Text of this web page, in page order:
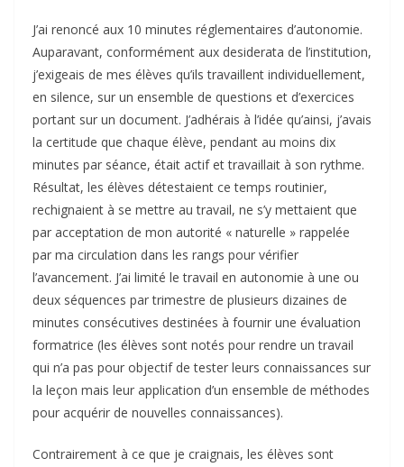
J’ai renoncé aux 10 minutes réglementaires d’autonomie.
Auparavant, conformément aux desiderata de l’institution,
j’exigeais de mes élèves qu’ils travaillent individuellement,
en silence, sur un ensemble de questions et d’exercices
portant sur un document. J’adhérais à l’idée qu’ainsi, j’avais
la certitude que chaque élève, pendant au moins dix
minutes par séance, était actif et travaillait à son rythme.
Résultat, les élèves détestaient ce temps routinier,
rechignaient à se mettre au travail, ne s’y mettaient que
par acceptation de mon autorité « naturelle » rappelée
par ma circulation dans les rangs pour vérifier
l’avancement. J’ai limité le travail en autonomie à une ou
deux séquences par trimestre de plusieurs dizaines de
minutes consécutives destinées à fournir une évaluation
formatrice (les élèves sont notés pour rendre un travail
qui n’a pas pour objectif de tester leurs connaissances sur
la leçon mais leur application d’un ensemble de méthodes
pour acquérir de nouvelles connaissances).
Contrairement à ce que je craignais, les élèves sont